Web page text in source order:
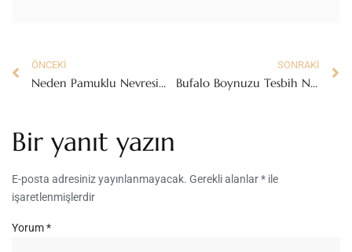
ÖNCEKI
Neden Pamuklu Nevresim Tercih Etmeliyiz?
SONRAKI
Bufalo Boynuzu Tesbih Nedir?
Bir yanıt yazın
E-posta adresiniz yayınlanmayacak. Gerekli alanlar* ile
işaretlenmişlerdir
Yorum*